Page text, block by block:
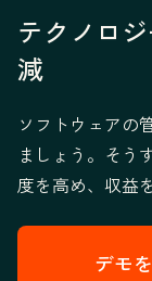
テクノロ
減
ソフトウェアの
ましょう。そう
度を高め、収益
デモ